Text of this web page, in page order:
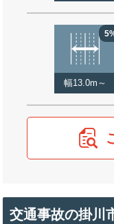
幅13.0m～
交通事故の掛川